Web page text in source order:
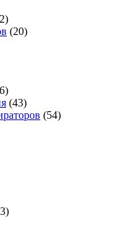
(20)
(43)
(54)